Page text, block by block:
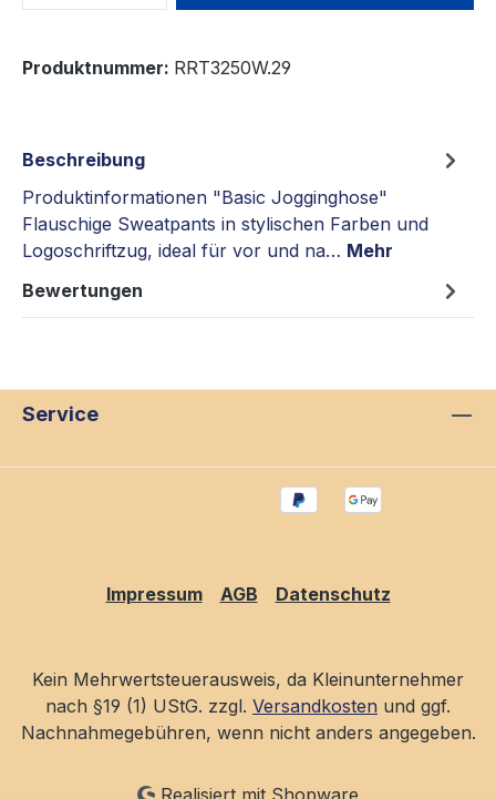
Produktnummer: RRT3250W.29
Beschreibung
Produktinformationen "Basic Jogginghose"
Flauschige Sweatpants in stylischen Farben und
Logoschriftzug, ideal für vor und na… Mehr
Bewertungen
Service
Impressum AGB Datenschutz
Kein Mehrwertsteuerausweis, da Kleinunternehmer
nach §19 (1) UStG. zzgl. Versandkosten und ggf.
Nachnahmegebühren, wenn nicht anders angegeben.